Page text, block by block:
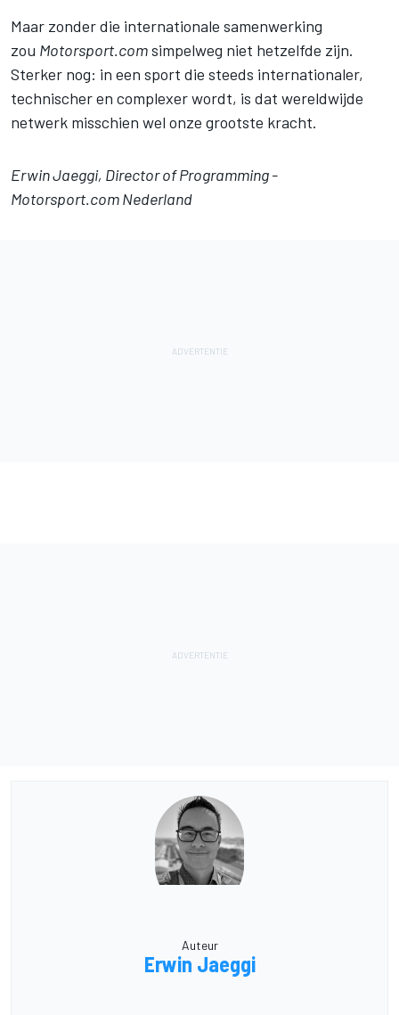
Maar zonder die internationale samenwerking
zou Motorsport.comsimpelweg niet hetzelfde zijn.
Sterker nog: in een sport die steeds internationaler,
technischer en complexer wordt, is dat wereldwijde
netwerk misschien wel onze grootste kracht.
Erwin Jaeggi, Director of Programming -
Motorsport.com Nederland
Auteur
Erwin Jaeggi